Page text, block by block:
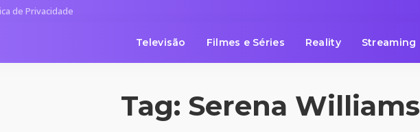
de Privacidade
Televisão Filmes e Séries Reality Streaming
Tag: Serena Williams